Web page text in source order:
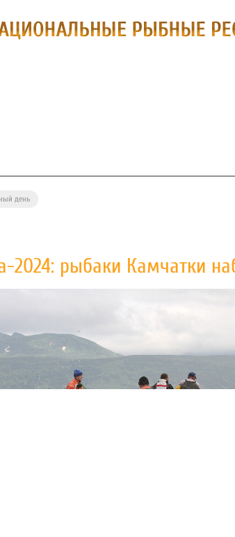
день
2024: рыбаки Камчатки